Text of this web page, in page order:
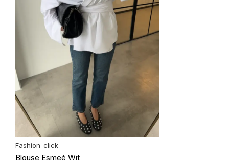
Fashion-click
Blouse Esmeé Wit